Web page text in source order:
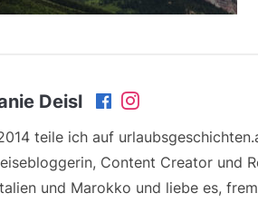
Deisl
teile ich auf
Content Creator und
und Marokko und liebe es,